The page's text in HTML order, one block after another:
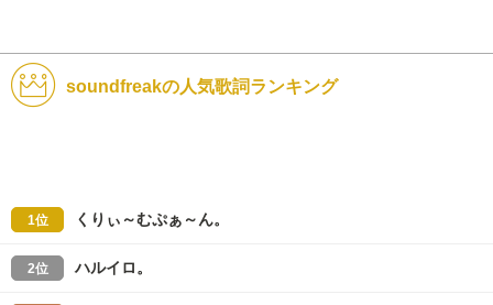
soundfreakの人気歌詞ランキング
1位 くりぃ～むぷぁ～ん。
2位 ハルイロ。